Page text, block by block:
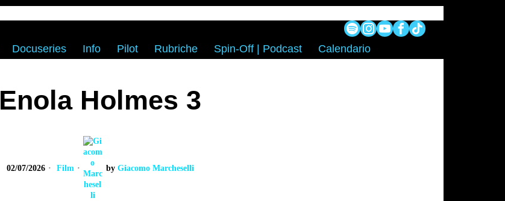
Docuseries Info Pilot Rubriche Spin-Off | Podcast Calendario
Enola Holmes 3
02/07/2026 Film by Giacomo Marcheselli